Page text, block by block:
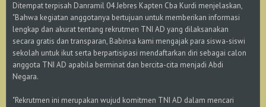
Ditempat terpisah Danramil 04 Jebres Kapten Cba Kurdi menjelaskan,
"Bahwa kegiatan anggotanya bertujuan untuk memberikan informasi
lengkap dan akurat tentang rekrutmen TNI AD yang dilaksanakan
secara gratis dan transparan, Babinsa kami mengajak para siswa-siswi
sekolah untuk ikut serta berpartisipasi mendaftarkan diri sebagai calon
anggota TNI AD apabila berminat dan bercita-cita menjadi Abdi
Negara.
"Rekrutmen ini merupakan wujud komitmen TNI AD dalam mencari